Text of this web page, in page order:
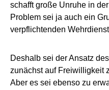
schafft große Unruhe in
Problem sei ja auch ein
verpflichtenden
Deshalb sei der Ansatz
zunächst auf Freiwilligkeit
Aber es sei ebenso zu